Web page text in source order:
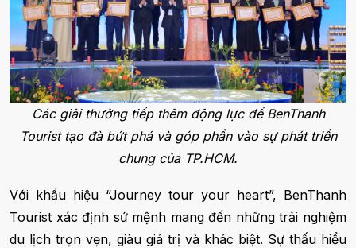
Các giải thưởng tiếp thêm động lực để BenThanh
Tourist tạo đà bứt phá và góp phần vào sự phát triển
chung của TP.HCM.
Với khẩu hiệu “Journey tour your heart”, BenThanh
Tourist xác định sứ mệnh mang đến những trải nghiệm
du lịch trọn vẹn, giàu giá trị và khác biệt. Sự thấu hiểu